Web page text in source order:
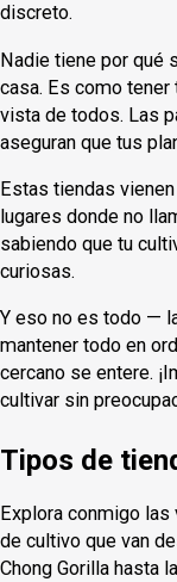
discreto.
Nadie tiene por qué
casa. Es como
vista de todos. Las
aseguran que tus
Estas tiendas
lugares donde no
sabiendo que tu
curiosas.
Y eso no es todo —
mantener todo en
cercano se entere.
cultivar sin
Tipos de
Explora conmigo las
de cultivo que van
Chong Gorilla hasta